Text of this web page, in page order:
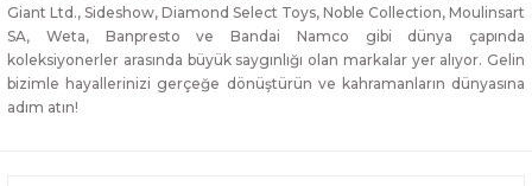
Giant Ltd., Sideshow, Diamond Select Toys, Noble Collection, Moulinsart
SA, Weta, Banpresto ve Bandai Namco gibi dünya çapında
koleksiyonerler arasında büyük saygınlığı olan markalar yer alıyor. Gelin
bizimle hayallerinizi gerçeğe dönüştürün ve kahramanların dünyasına
adım atın!